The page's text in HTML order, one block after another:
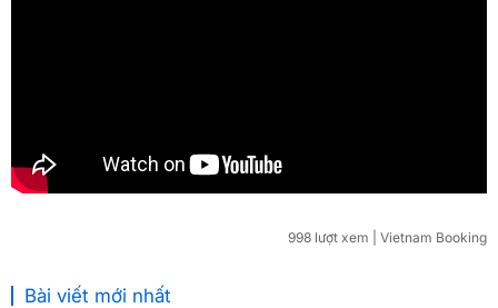
998 lượt xem | Vietnam Booking
Bài viết mới nhất